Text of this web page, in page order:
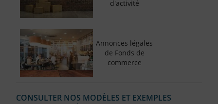
d'activité
Annonces légales
de Fonds de
commerce
CONSULTER NOS MODÈLES ET EXEMPLES